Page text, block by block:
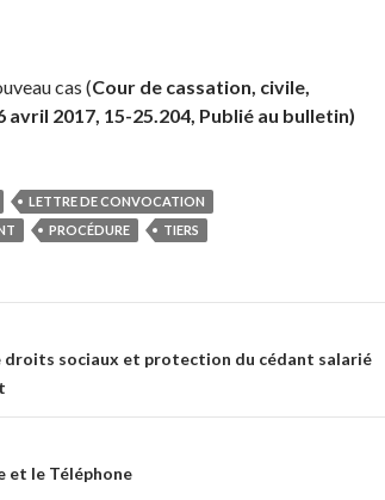
cas (Cour de cassation, civile,
avril 2017, 15-25.204, Publié au bulletin)
LETTRE DE CONVOCATION
PROCÉDURE TIERS
droits sociaux et protection du cédant salarié
et le Téléphone